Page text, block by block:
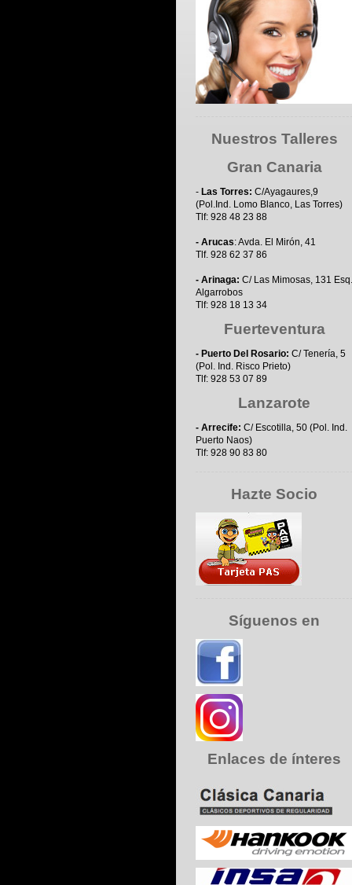
Nuestros Talleres
Gran Canaria
- Las Torres: C/Ayagaures,9
(Pol.Ind. Lomo Blanco, Las Torres)
Tlf: 928 48 23 88
- Arucas: Avda. El Mirón, 41
Tlf. 928 62 37 86
- Arinaga: C/ Las Mimosas, 131 Esq.
Algarrobos
Tlf: 928 18 13 34
Fuerteventura
- Puerto Del Rosario: C/ Tenería, 5
(Pol. Ind. Risco Prieto)
Tlf: 928 53 07 89
Lanzarote
- Arrecife: C/ Escotilla, 50 (Pol. Ind.
Puerto Naos)
Tlf: 928 90 83 80
Hazte Socio
Síguenos en
Enlaces de ínteres